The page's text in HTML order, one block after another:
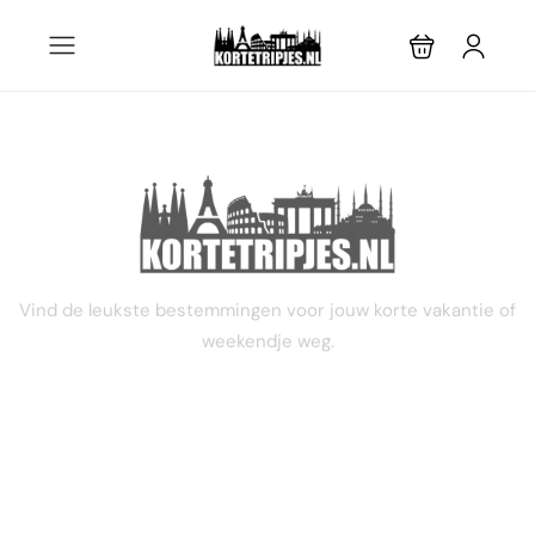
STEL JE EIGEN TRIP SAMEN
Vind de leukste bestemmingen voor jouw korte vakantie of
weekendje weg.